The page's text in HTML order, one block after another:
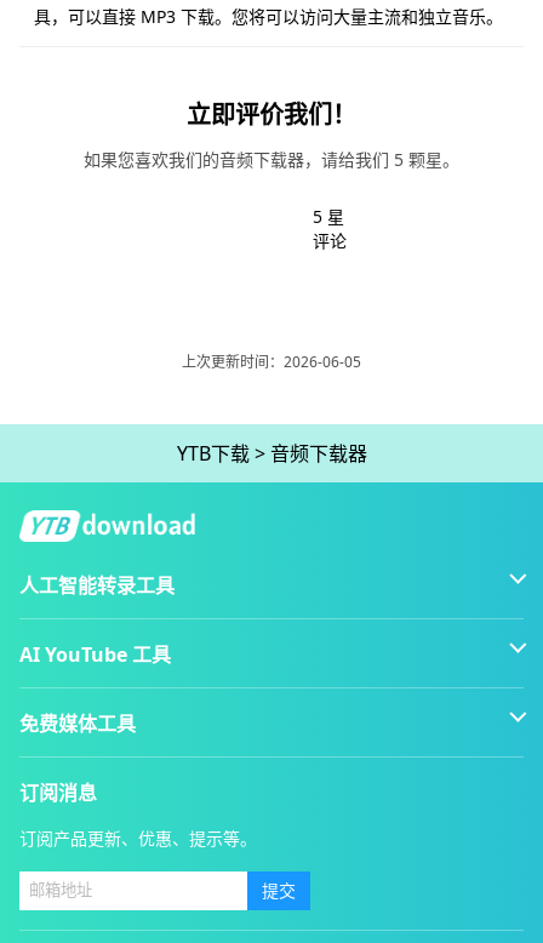
具，可以直接 MP3 下载。您将可以访问大量主流和独立音乐。
立即评价我们！
如果您喜欢我们的音频下载器，请给我们 5 颗星。
5 星
评论
上次更新时间：2026-06-05
YTB下载>音频下载器
人工智能转录工具
AI YouTube 工具
免费媒体工具
订阅消息
订阅产品更新、优惠、提示等。
提交